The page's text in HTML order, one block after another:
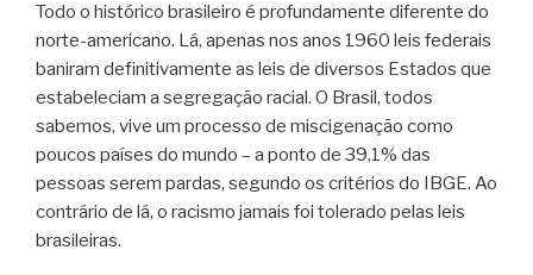
Todo o histórico brasileiro é profundamente diferente do
norte-americano. Lá, apenas nos anos 1960 leis federais
baniram definitivamente as leis de diversos Estados que
estabeleciam a segregação racial. O Brasil, todos
sabemos, vive um processo de miscigenação como
poucos países do mundo – a ponto de 39,1% das
pessoas serem pardas, segundo os critérios do IBGE. Ao
contrário de lá, o racismo jamais foi tolerado pelas leis
brasileiras.